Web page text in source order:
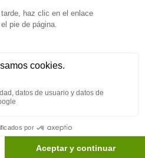
médica continua,
por
y proporcionar
merece, la